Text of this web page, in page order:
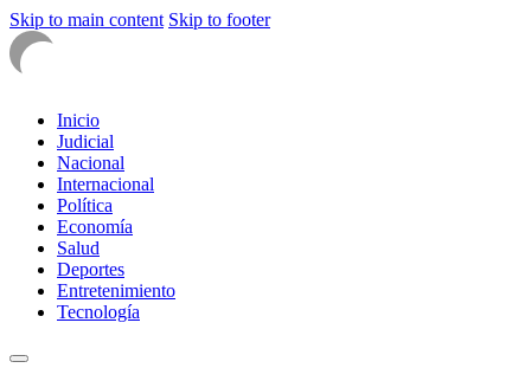
Skip to main content Skip to footer
Inicio
Judicial
Nacional
Internacional
Política
Economía
Salud
Deportes
Entretenimiento
Tecnología